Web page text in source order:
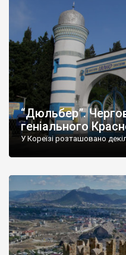
“Дюльбер”.
геніального
У Кореїзі розташовано